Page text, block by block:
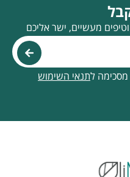
מעשיים, ישר אליכם
מסכימה לתנאי השימוש